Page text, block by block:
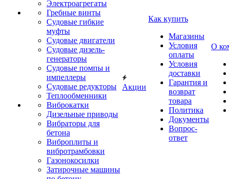
Электроагрегаты
Гребные винты
Судовые гибкие
муфты
Судовые двигатели
Судовые дизель-
генераторы
Судовые помпы и
импеллеры
Судовые редукторы
Теплообменники
Виброкатки
Дизельные приводы
Вибраторы для
бетона
Виброплиты и
вибротрамбовки
Газонокосилки
Затирочные машины
Акции
Как купить
Магазины
Условия
оплаты
Условия
доставки
Гарантия и
возврат
товара
Политика
Документы
Вопрос-
ответ
О